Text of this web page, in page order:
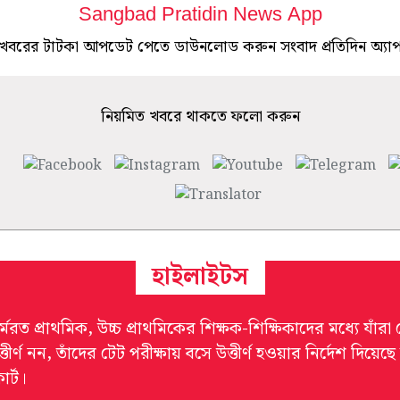
Sangbad Pratidin News App
খবরের টাটকা আপডেট পেতে ডাউনলোড করুন সংবাদ প্রতিদিন
নিয়মিত খবরে থাকতে ফলো করুন
হাইলাইটস
প্রাথমিক, উচ্চ প্রাথমিকের শিক্ষক-শিক্ষিকাদের মধ্যে যাঁরা
নন, তাঁদের টেট পরীক্ষায় বসে উত্তীর্ণ হওয়ার নির্দেশ